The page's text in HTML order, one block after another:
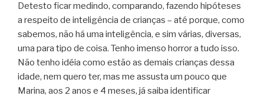
Detesto ficar medindo, comparando, fazendo hipóteses
a respeito de inteligência de crianças – até porque, como
sabemos, não há uma inteligência, e sim várias, diversas,
uma para tipo de coisa. Tenho imenso horror a tudo isso.
Não tenho idéia como estão as demais crianças dessa
idade, nem quero ter, mas me assusta um pouco que
Marina, aos 2 anos e 4 meses, já saiba identificar